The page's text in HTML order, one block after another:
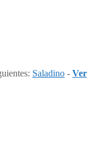
Saladino - Ver